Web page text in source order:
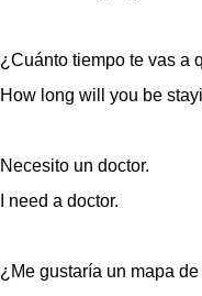
¿Cuánto tiempo te vas a
How long will you be
Necesito un doctor.
I need a doctor.
¿Me gustaría un mapa